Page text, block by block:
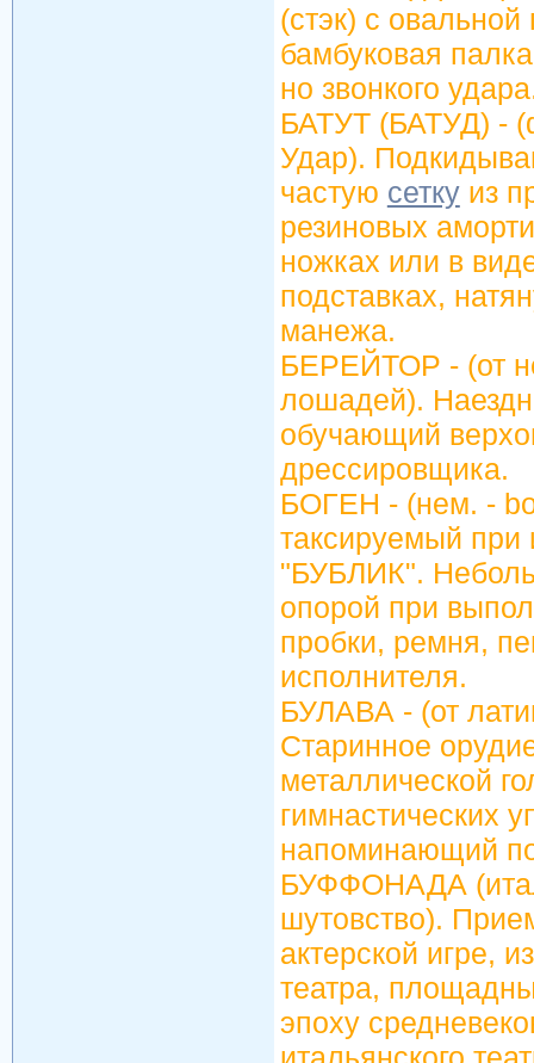
(стэк) с
бамбуковая
но звонкого
БАТУТ (БАТУД) -
Удар).
частую сеткуиз
резиновых
ножках или в
подставках,
манежа.
БЕРЕЙТОР - (от
лошадей).
обучающий
дрессировщика.
БОГЕН - (нем. -
таксируемый при
"БУБЛИК".
опорой при
пробки, ремня,
исполнителя.
БУЛАВА - (от
Старинное
металлической
гимнастических
напоминающий
БУФФОНАДА
шутовство).
актерской игре,
театра,
эпоху